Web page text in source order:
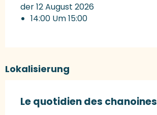
der 12 August 2026
14:00 Um 15:00
Lokalisierung
Le quotidien des chanoines